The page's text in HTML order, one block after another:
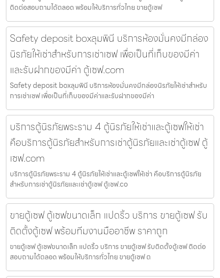
ติดต่อสอบถามได้ตลอด พร้อมให้บริการทั่วไทย ขายตู้เซฟ
Safety deposit boxลุมพินี บริการห้องมั่นคงมีกล่อง
นิรภัยให้เช่าสำหรับการเช่าเซฟ เพื่อเป็นที่เก็บของมีค่า
และรับฝากของมีค่า ตู้เซฟ.com
Safety deposit boxลุมพินี บริการห้องมั่นคงมีกล่องนิรภัยให้เช่าสำหรับ
การเช่าเซฟ เพื่อเป็นที่เก็บของมีค่าและรับฝากของมีค่า
บริการตู้นิรภัยพระราม 4 ตู้นิรภัยให้เช่าและตู้เซฟให้เช่า
คือบริการตู้นิรภัยสำหรับการเช่าตู้นิรภัยและเช่าตู้เซฟ ตู้
เซฟ.com
บริการตู้นิรภัยพระราม 4 ตู้นิรภัยให้เช่าและตู้เซฟให้เช่า คือบริการตู้นิรภัย
สำหรับการเช่าตู้นิรภัยและเช่าตู้เซฟ ตู้เซฟ.co
ขายตู้เซฟ ตู้เซฟขนาดเล็ก แปดริ้ว บริการ ขายตู้เซฟ รับ
ติดตั้งตู้เซฟ พร้อมทีมงานมืออาชีพ ราคาถูก
ขายตู้เซฟ ตู้เซฟขนาดเล็ก แปดริ้ว บริการ ขายตู้เซฟ รับติดตั้งตู้เซฟ ติดต่อ
สอบถามได้ตลอด พร้อมให้บริการทั่วไทย ขายตู้เซฟ ต